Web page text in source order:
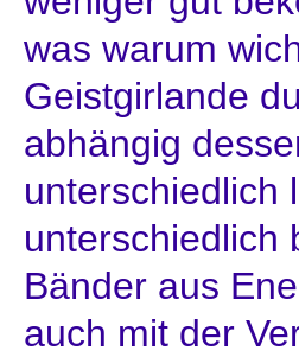
was warum
Geistgirlande
abhängig
unterschiedlich
unterschiedlich
Bänder aus
auch mit der